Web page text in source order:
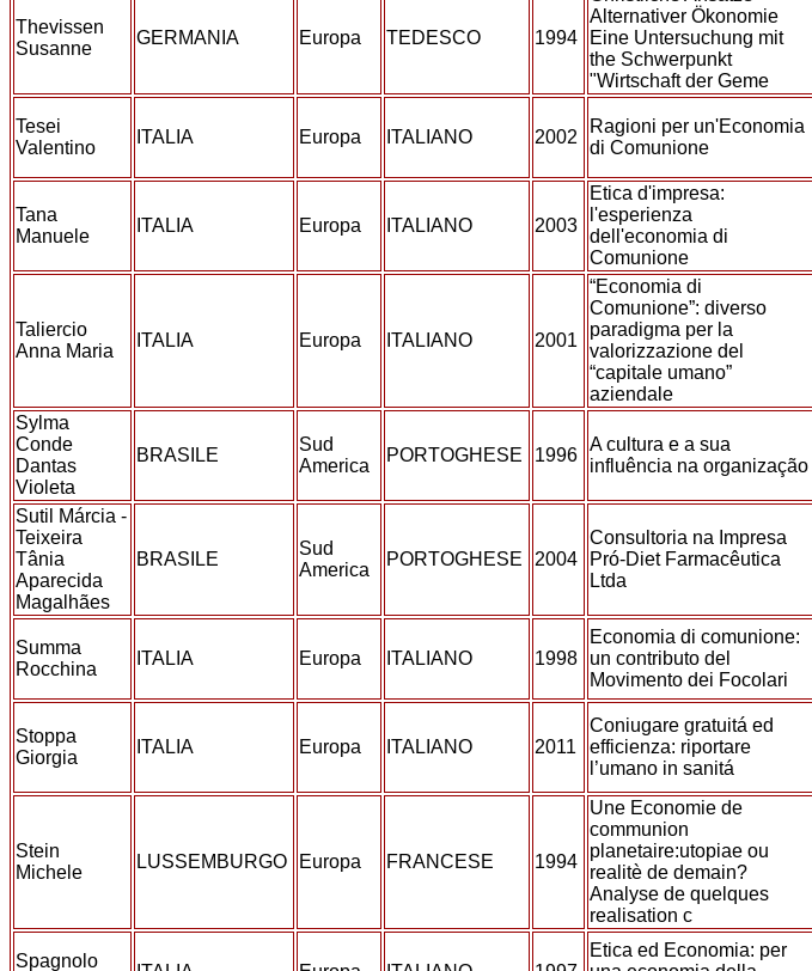
Thevissen
Susanne
GERMANIA Europa TEDESCO 1994
Alternativer Ökonomie
Eine Untersuchung mit
the Schwerpunkt
"Wirtschaft der Geme
Tesei
Valentino
ITALIA Europa ITALIANO 2002
Ragioni per un'Economia
di Comunione
Tana
Manuele
ITALIA Europa ITALIANO 2003
Etica d'impresa:
l'esperienza
dell'economia di
Comunione
Taliercio
Anna Maria
ITALIA Europa ITALIANO 2001
“Economia di
Comunione”: diverso
paradigma per la
valorizzazione del
“capitale umano”
aziendale
Sylma
Conde
Dantas
Violeta
BRASILE
Sud
America
PORTOGHESE 1996
A cultura e a sua
influência na organização
Sutil Márcia -
Teixeira
Tânia
Aparecida
Magalhães
BRASILE
Sud
America
PORTOGHESE 2004
Consultoria na Impresa
Pró-Diet Farmacêutica
Ltda
Summa
Rocchina
ITALIA Europa ITALIANO 1998
Economia di comunione:
un contributo del
Movimento dei Focolari
Stoppa
Giorgia
ITALIA Europa ITALIANO 2011
Coniugare gratuitá ed
efficienza: riportare
l’umano in sanitá
Stein
Michele
LUSSEMBURGO Europa FRANCESE 1994
Une Economie de
communion
planetaire:utopiae ou
realitè de demain?
Analyse de quelques
realisation c
Spagnolo
Etica ed Economia: per